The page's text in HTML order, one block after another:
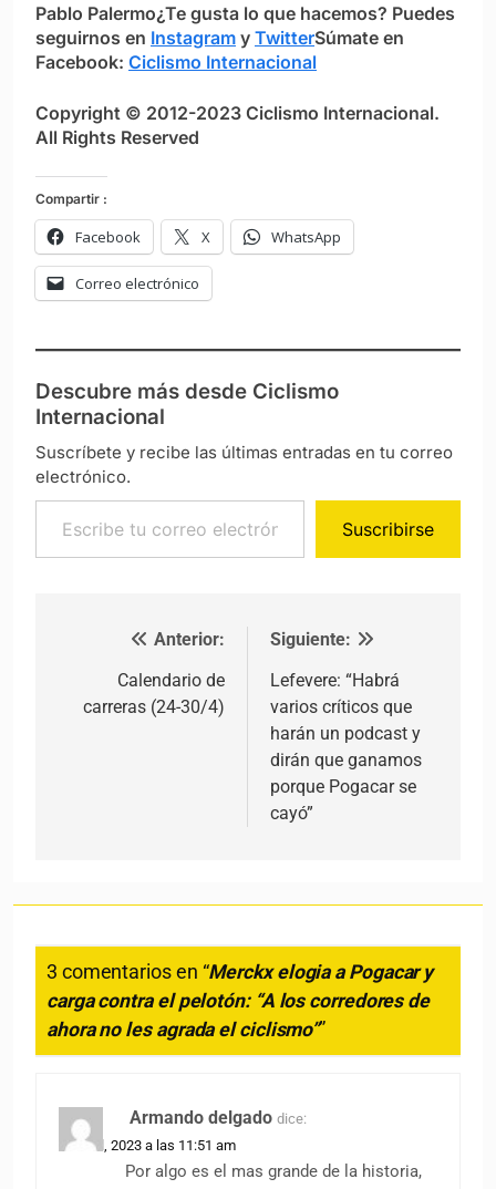
Pablo Palermo¿Te gusta lo que hacemos? Puedes
seguirnos en Instagram y TwitterSúmate en
Facebook: Ciclismo Internacional
Copyright © 2012-2023 Ciclismo Internacional.
All Rights Reserved
Compartir :
Facebook X WhatsApp
Correo electrónico
Descubre más desde Ciclismo
Internacional
Suscríbete y recibe las últimas entradas en tu correo
electrónico.
Escribe tu correo electrónico…
Suscribirse
Navegación de entradas
Anterior:
Calendario de
carreras (24-30/4)
Siguiente:
Lefevere: “Habrá
varios críticos que
harán un podcast y
dirán que ganamos
porque Pogacar se
cayó”
3 comentarios en “Merckx elogia a Pogacar y
carga contra el pelotón: “A los corredores de
ahora no les agrada el ciclismo””
Armando delgado dice:
24 abril, 2023 a las 11:51 am
Por algo es el mas grande de la historia,